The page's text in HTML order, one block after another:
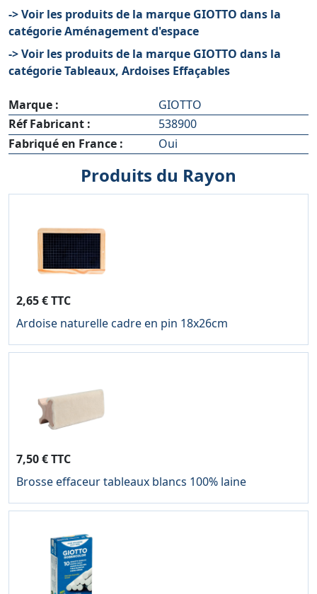
-> Voir les produits de la marque GIOTTO dans la
catégorie Aménagement d'espace
-> Voir les produits de la marque GIOTTO dans la
catégorie Tableaux, Ardoises Effaçables
Marque :
GIOTTO
Réf Fabricant :
538900
Fabriqué en France :
Oui
Produits du Rayon
2,65 € TTC
Ardoise naturelle cadre en pin 18x26cm
7,50 € TTC
Brosse effaceur tableaux blancs 100% laine